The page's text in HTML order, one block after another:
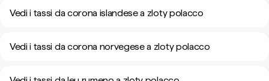
Vedi i tassi da corona islandese a zloty polacco
Vedi i tassi da corona norvegese a zloty polacco